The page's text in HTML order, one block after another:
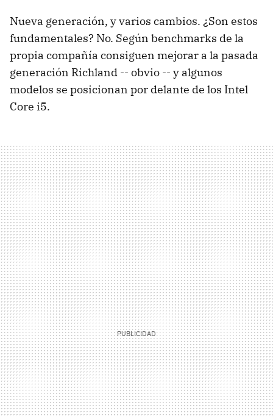
Nueva generación, y varios cambios. ¿Son estos
fundamentales? No. Según benchmarks de la
propia compañía consiguen mejorar a la pasada
generación Richland -- obvio -- y algunos
modelos se posicionan por delante de los Intel
Core i5.